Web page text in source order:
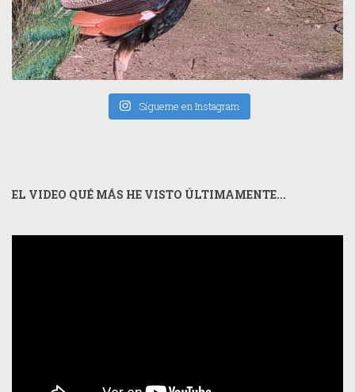
Sígueme en Instagram
EL VIDEO QUÉ MÁS HE VISTO ÚLTIMAMENTE...